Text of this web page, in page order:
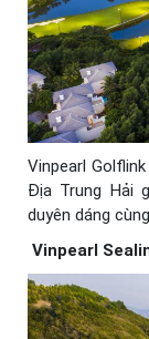
Vinpearl
Địa Trung Hải
duyên dáng
Vinpearl